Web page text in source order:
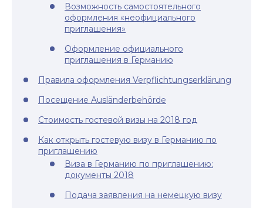
Возможность самостоятельного
оформления «неофициального
приглашения»
Оформление официального
приглашения в Германию
Правила оформления Verpflichtungserklärung
Посещение Ausländerbehörde
Стоимость гостевой визы на 2018 год
Как открыть гостевую визу в Германию по
приглашению
Виза в Германию по приглашению:
документы 2018
Подача заявления на немецкую визу